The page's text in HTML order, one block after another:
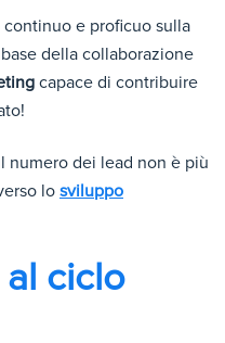
e proficuo sulla
della collaborazione
capace di contribuire
numero dei lead non è più
lo sviluppo
ciclo